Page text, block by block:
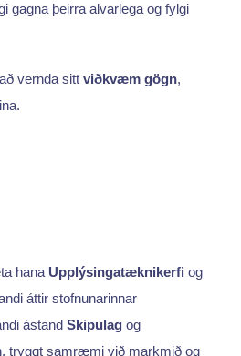
gagna þeirra alvarlega og fylgi
vernda sitt viðkvæm gögn,
hana Upplýsingatæknikerfi og
áttir stofnunarinnar
ástand Skipulagog
tryggt samræmi við markmið og